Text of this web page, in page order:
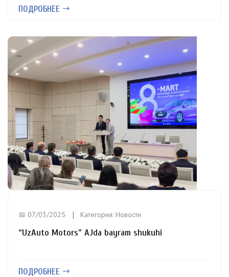
ПОДРОБНЕЕ
📅 07/03/2025 Категория: Новости
“UzAuto Motors” AJda bayram shukuhi
ПОДРОБНЕЕ